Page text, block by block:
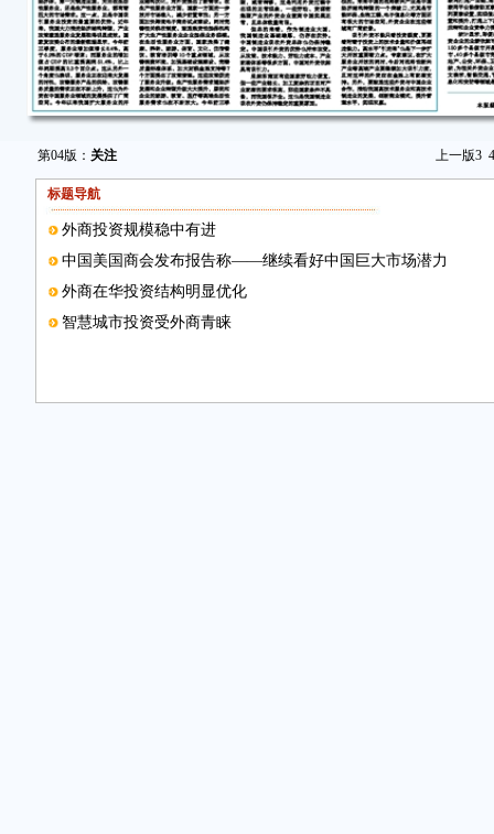
第04版： 关注 上一版3 4
标题导航
外商投资规模稳中有进
中国美国商会发布报告称——继续看好中国巨大市场潜力
外商在华投资结构明显优化
智慧城市投资受外商青睐